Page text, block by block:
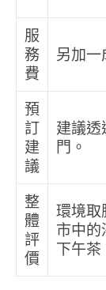
服
務
費
另加一
預
訂
建
議
建議
門。
整
體
評
價
環境取
市中
下午茶